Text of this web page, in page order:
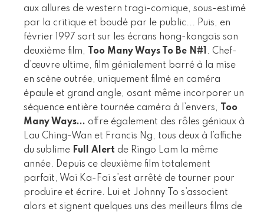
aux allures de western tragi-comique, sous-estimé
par la critique et boudé par le public... Puis, en
février 1997 sort sur les écrans hong-kongais son
deuxième film,
Too Many Ways To Be N#1 . Chef-
d’œuvre ultime, film génialement barré à la mise
en scène outrée, uniquement filmé en caméra
épaule et grand angle, osant même incorporer un
séquence entière tournée caméra à l’envers,
Too
Many Ways... offre également des rôles géniaux à
Lau Ching-Wan et Francis Ng, tous deux à l’affiche
du sublime Full Alert de Ringo Lam la même
année. Depuis ce deuxième film totalement
parfait, Wai Ka-Fai s’est arrêté de tourner pour
produire et écrire. Lui et Johnny To s’associent
alors et signent quelques uns des meilleurs films de